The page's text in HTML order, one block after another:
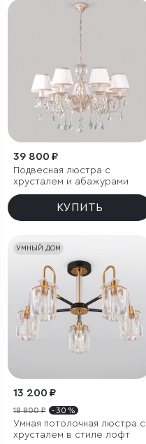
39 800 ₽
Подвесная люстра с
хрусталем и абажурами
КУПИТЬ
УМНЫЙ ДОМ
13 200 ₽
18 800 ₽ - 30 %
Умная потолочная люстра с
хрусталем в стиле лофт